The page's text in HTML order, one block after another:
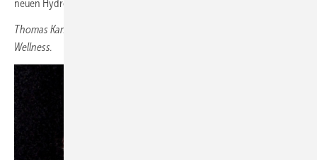
neuen HydroFlush-Technologie auf den Markt.
Thomas Kannengießer, Dire ctor Product ­Management Toilet &
Wellness.